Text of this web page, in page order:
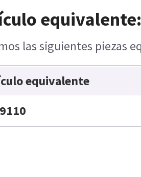
equivalente:
las siguientes piezas
equivalente